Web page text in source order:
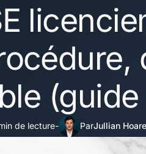
de lecture- ParJullian